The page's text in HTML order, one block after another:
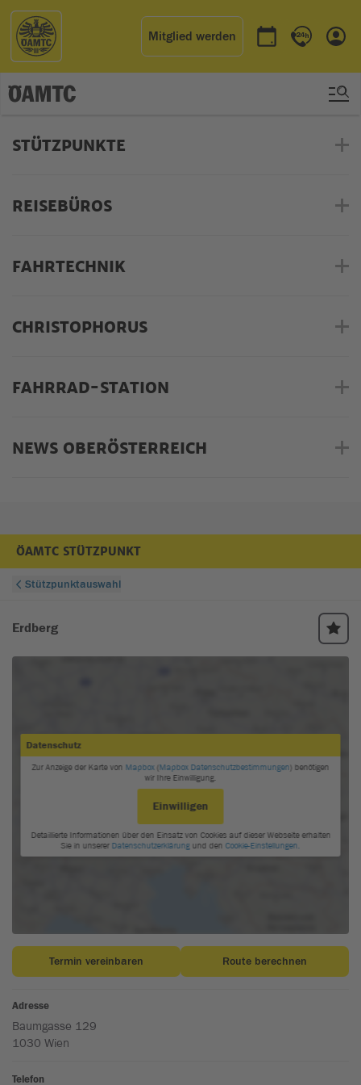
Mitglied werden
Termin buchen
Kontakt &
Oberösterreich
STÜTZPUNKTE
REISEBÜROS
FAHRTECHNIK
CHRISTOPHORUS
FAHRRAD-STATION
NEWS OBERÖSTERREICH
ÖAMTC STÜTZPUNKT